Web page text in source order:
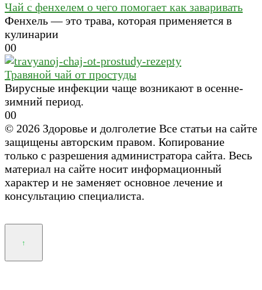
Чай с фенхелем о чего помогает как заваривать
Фенхель — это трава, которая применяется в
кулинарии
00
Травяной чай от простуды
Вирусные инфекции чаще возникают в осенне-
зимний период.
00
© 2026 Здоровье и долголетие Все статьи на сайте
защищены авторским правом. Копирование
только с разрешения администратора сайта. Весь
материал на сайте носит информационный
характер и не заменяет основное лечение и
консультацию специалиста.